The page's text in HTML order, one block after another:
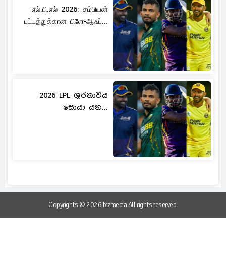
எல்.பி.எல் 2026: சம்பியன்
பட்டத்துக்கான பிளே-ஆஃப்...
2026 LPL ශූරතාවය
සොයා යන...
Copyrights © 2026 bizmedia All rights reserved.